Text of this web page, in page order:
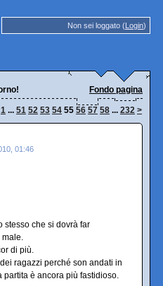
Non sei loggato (Login)
Fondo pagina
1 ... 51 52 53 54 55 56 57 58 ... 232 >
01:46
stesso che si dovrà far
male.
di più.
ragazzi perché son andati in
partita è ancora più fastidioso.